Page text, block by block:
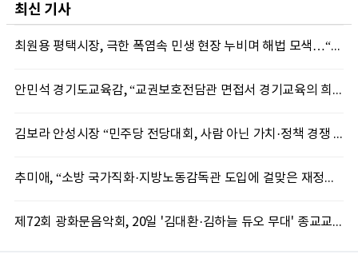
최신 기사
최원용 평택시장, 극한 폭염속 민생 현장 누비며 해법 모색…“현장에 답 있다”
안민석 경기도교육감, “교권보호전담관 면접서 경기교육의 희망 봤다”
김보라 안성시장 “민주당 전당대회, 사람 아닌 가치·정책 경쟁 돼야”
추미애, “소방 국가직화·지방노동감독관 도입에 걸맞은 재정체계 완성해야”
제72회 광화문음악회, 20일 '김대환·김하늘 듀오 무대' 종교교회서 무료 개최